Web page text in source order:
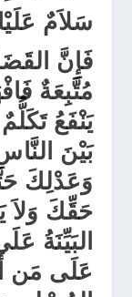
سَلاَمٌ
فَإِنَّ
مُتَّبِعَةٌ
يَنْفَعُ
بَيْنَ
وَعَدْلِكَ
حَقِّكَ
البَيِّنَةُ
عَلَى مَن